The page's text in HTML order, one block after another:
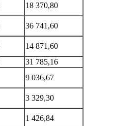
18 370,80
36 741,60
14 871,60
31 785,16
9 036,67
3 329,30
1 426,84